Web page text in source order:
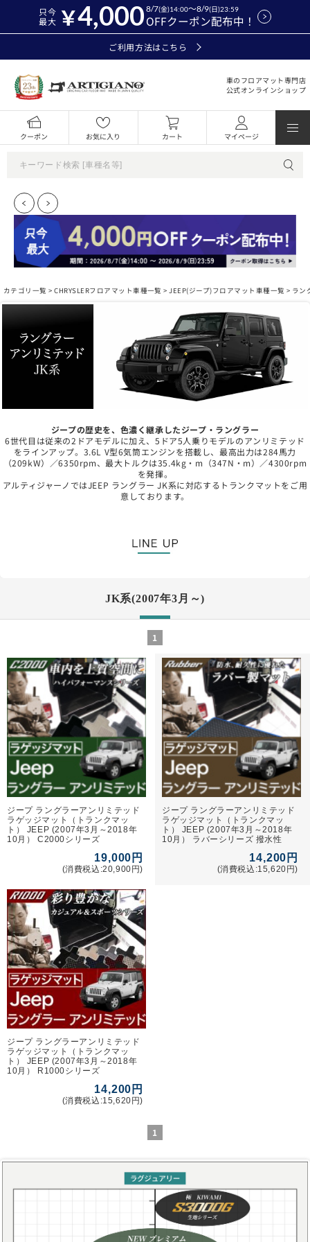
只今
最大
4,000OFFクーポン配布中！
8/7(金)14:00～8/9(日)23:59
ご利用方法はこちら
車のフロアマット専門店
公式オンラインショップ
クーポン お気に入り カート マイページ
カテゴリ一覧 >CHRYSLERフロアマット車種一覧 >JEEP(ジープ)フロアマット車種一覧 > ラン
ジープの歴史を、色濃く継承したジープ・ラングラー
6世代目は従来の2ドアモデルに加え、5ドア5人乗りモデルのアンリミテッド
をラインアップ。3.6L V型6気筒エンジンを搭載し、最高出力は284馬力
（209kW）／6350rpm、最大トルクは35.4kg・m（347N・m）／4300rpm
を発揮。
アルティジャーノではJEEP ラングラー JK系に対応するトランクマットをご用
意しております。
JK系(2007年3月～)
1
ジープ ラングラーアンリミテッド
ラゲッジマット（トランクマッ
ト） JEEP (2007年3月～2018年
10月） C2000シリーズ
19,000円
(消費税込:20,900円)
ジープ ラングラーアンリミテッド
ラゲッジマット（トランクマッ
ト） JEEP (2007年3月～2018年
10月） ラバーシリーズ 撥水性
14,200円
(消費税込:15,620円)
ジープ ラングラーアンリミテッド
ラゲッジマット（トランクマッ
ト） JEEP (2007年3月～2018年
10月） R1000シリーズ
14,200円
(消費税込:15,620円)
1